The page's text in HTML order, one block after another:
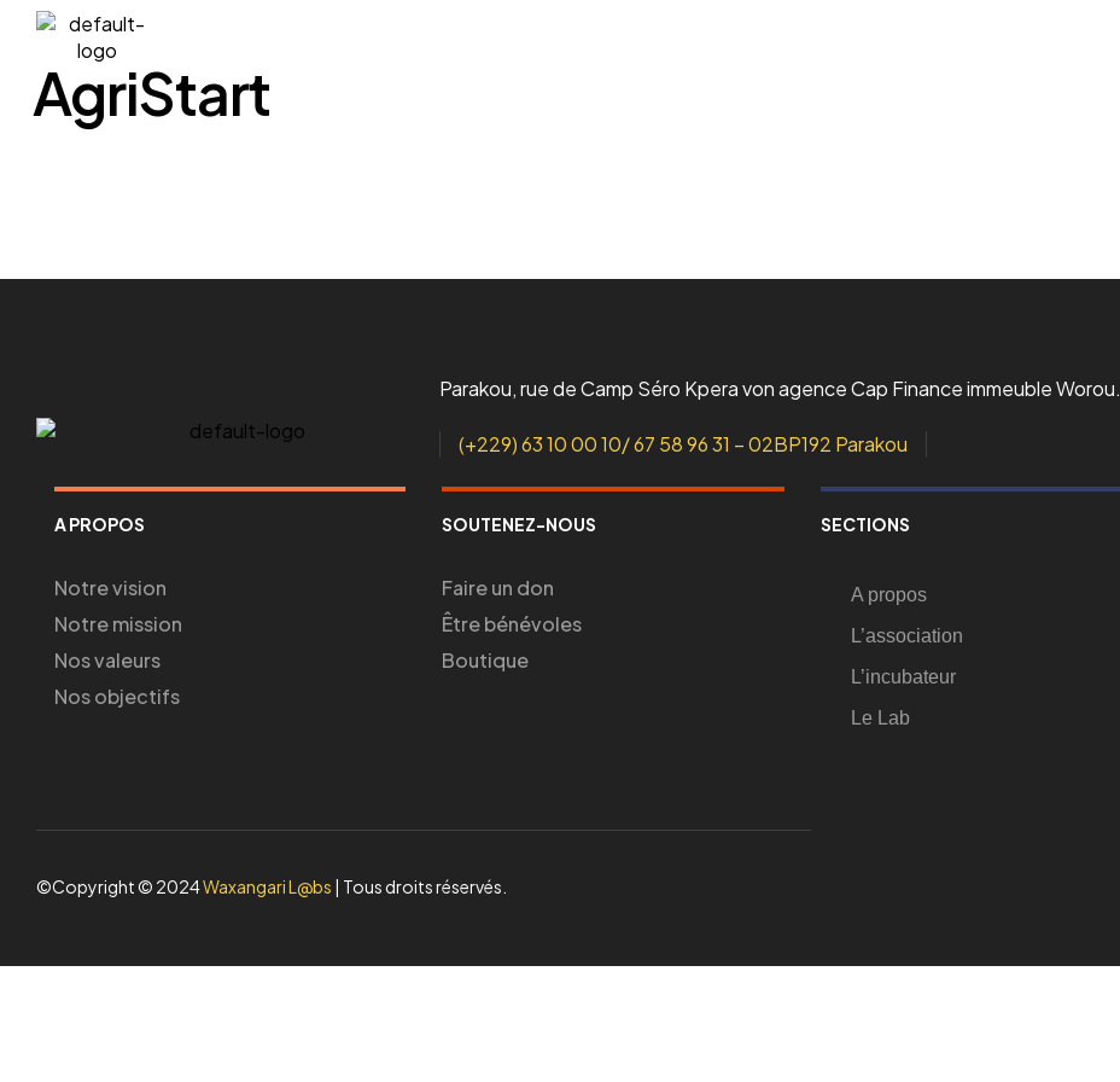
AgriStart
Parakou, rue de Camp Séro Kpera von agence Cap Finance immeuble Worou.
(+229) 63 10 00 10/ 67 58 96 31 – 02BP192 Parakou
A PROPOS
Notre vision
Notre mission
Nos valeurs
Nos objectifs
SOUTENEZ-NOUS
Faire un don
Être bénévoles
Boutique
SECTIONS
A propos
L’association
L’incubateur
Le Lab
©Copyright © 2024Waxangari L@bs | Tous droits réservés.